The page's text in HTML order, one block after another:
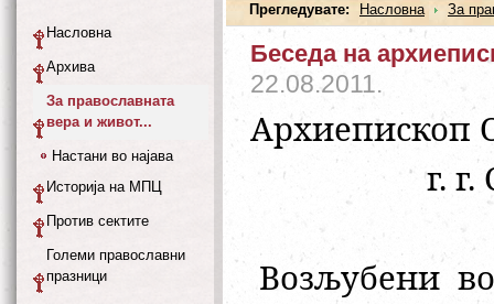
Прегледувате: Насловна За
Беседа на
22.08.2011.
Aрхиепископ
г.
Возљубени во
Насловна
Архива
За православната
вера и живот...
Настани во најава
Историја на МПЦ
Против сектите
Големи православни
празници